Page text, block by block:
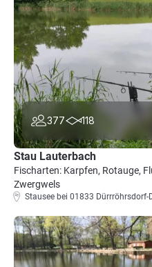
377 118
Stau Lauterbach
Fischarten: Karpfen, Rotauge,
Zwergwels
Stausee bei 01833 Dürrröhrsdorf-